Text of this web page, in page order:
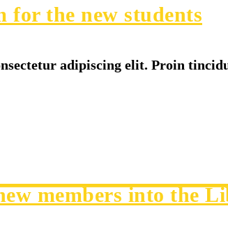
for the new students
adipiscing elit. Proin
members into the